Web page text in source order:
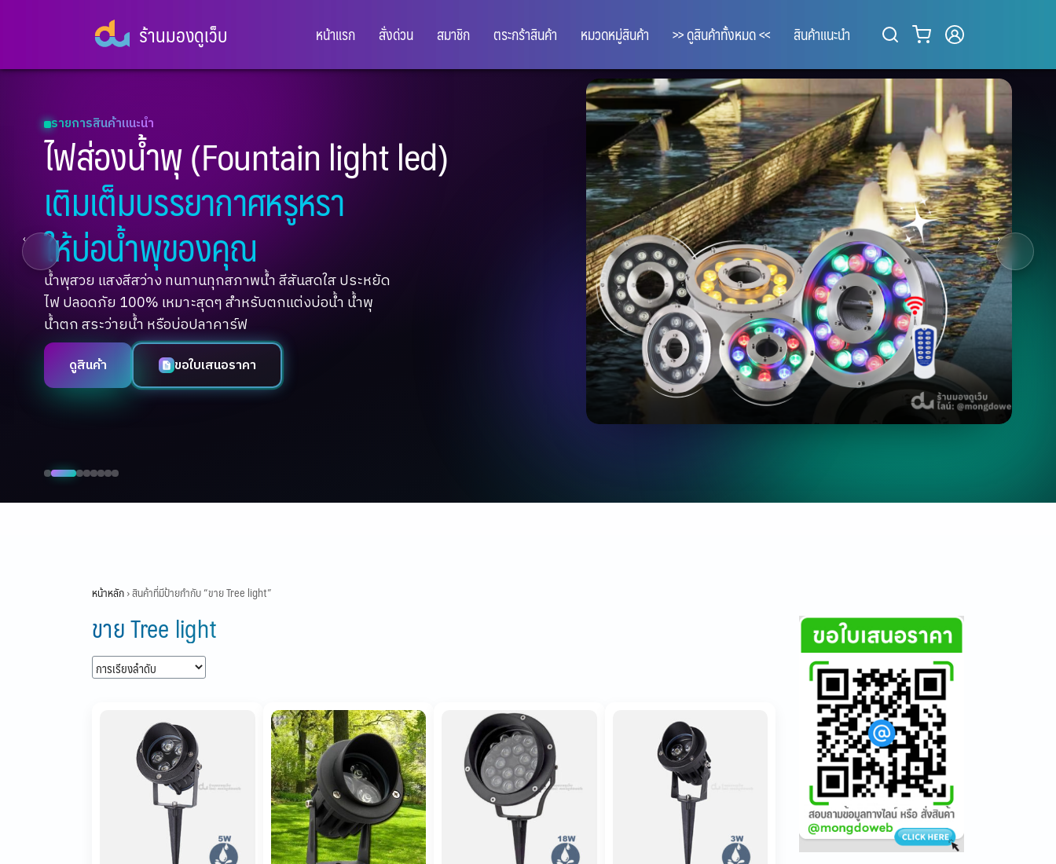
โคมไฟฝังพื้น Uplight LED
โคมไฟฝังพื้น Uplight LED
เพิ่มเสน่ห์ให้ทางเดินยามค่ำคืน ส่องสว่างเต็ม
ประสิทธิภาพ ประหยัดไฟ ปลอดภัยสูง
แสงสีสุดประทับใจ แสงไฟที่กลมกลืนไปกับธรรมชาติ
เพิ่มมิติให้ต้นไม้และทางเดินมีชีวิตชีวา
ปลอดภัยมั่นใจทุกการใช้งาน
ดูสินค้า กดสั่งซื้อเลย
‹ ›
ร้านมองดูเว็บ หน้าแรก สั่งด่วน สมาชิก ตระกร้าสินค้า หมวดหมู่สินค้า >> ดูสินค้าทั้งหมด << สินค้าแนะนำ
หน้าหลัก›สินค้าที่มีป้ายกำกับ “ขาย Tree light”
ขาย Tree light